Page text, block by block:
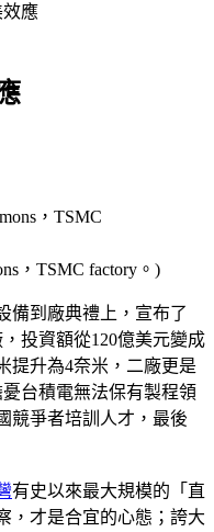
應
，TSMC factory。)
備到廠典禮上，宣布了
投資額從120億美元變成
提升為4奈米，二廠更是
台積電無法保有製程領
競爭者培訓人才，最後
有史以來最大規模的「直
，才是合宜的心態；誇大